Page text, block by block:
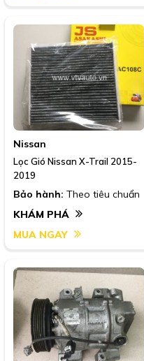
Nissan
Lọc Gió Nissan X-Trail 2015-
2019
Bảo hành: Theo tiêu chuẩn
KHÁM PHÁ
MUA NGAY